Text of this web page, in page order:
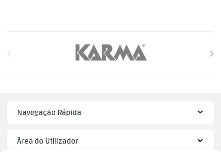
Brands Carousel
Navegação Rápida
Área do Utilizador